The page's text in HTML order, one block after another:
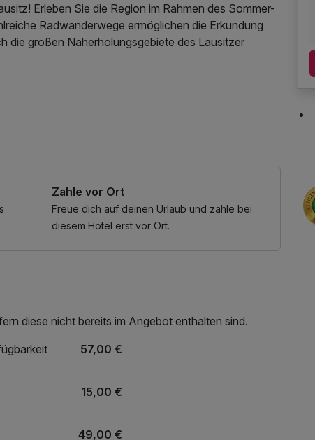
Erleben Sie die Region im Rahmen des Sommer-
Radwanderwege ermöglichen die Erkundung
die großen Naherholungsgebiete des Lausitzer
W-LAN Nutzung / Internetnutzung
Zahle vor Ort
Freue dich auf deinen Urlaub und zahle bei
diesem Hotel erst vor Ort.
diese nicht bereits im Angebot enthalten sind.
57,00 €
15,00 €
49,00 €